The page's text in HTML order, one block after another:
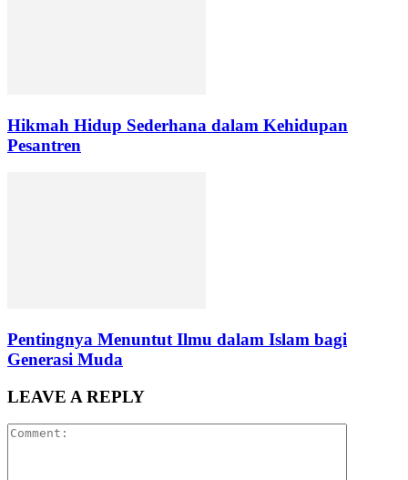
Hikmah Hidup Sederhana dalam Kehidupan
Pesantren
Pentingnya Menuntut Ilmu dalam Islam bagi
Generasi Muda
LEAVE A REPLY